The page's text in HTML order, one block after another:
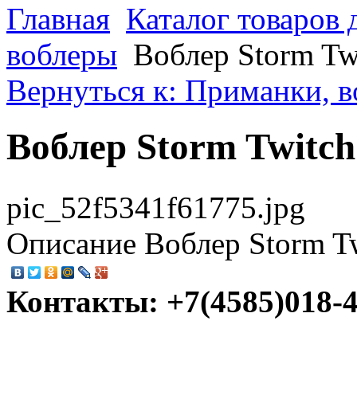
Главная Каталог
воблеры Воблер Storm
Вернуться к: Приманки,
Воблер Storm
pic_52f5341f61775.jpg
Описание Воблер Storm
Контакты: